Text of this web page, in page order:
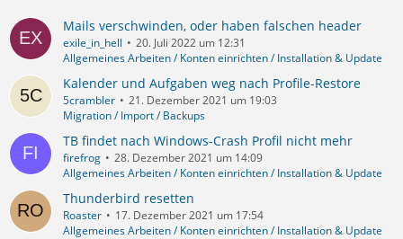
Mails verschwinden, oder haben falschen header
exile_in_hell
20. Juli 2022 um 12:31
Allgemeines Arbeiten / Konten einrichten / Installation & Update
Kalender und Aufgaben weg nach Profile-Restore
5crambler
21. Dezember 2021 um 19:03
Migration / Import / Backups
TB findet nach Windows-Crash Profil nicht mehr
firefrog
28. Dezember 2021 um 14:09
Allgemeines Arbeiten / Konten einrichten / Installation & Update
Thunderbird resetten
Roaster
17. Dezember 2021 um 17:54
Allgemeines Arbeiten / Konten einrichten / Installation & Update